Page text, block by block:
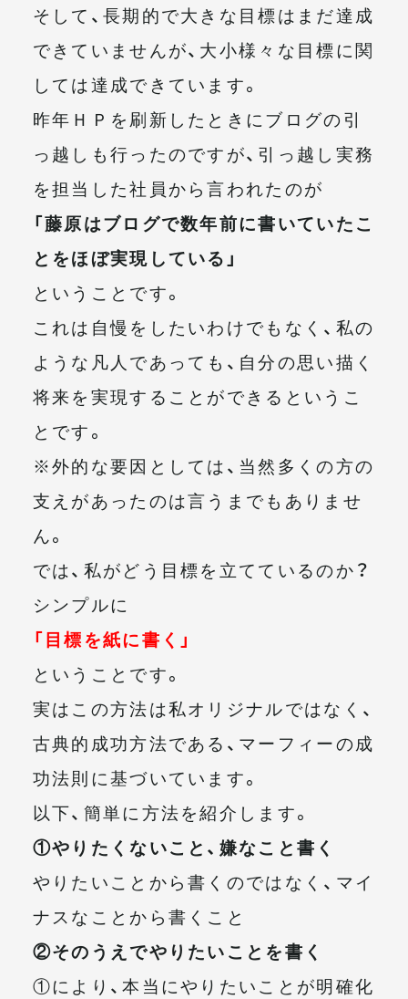
そして、長期的で大きな目標はまだ達成
できていませんが、大小様々な目標に関
しては達成できています。
昨年ＨＰを刷新したときにブログの引
っ越しも行ったのですが、引っ越し実務
を担当した社員から言われたのが
「藤原はブログで数年前に書いていたこ
とをほぼ実現している」
ということです。
これは自慢をしたいわけでもなく、私の
ような凡人であっても、自分の思い描く
将来を実現することができるというこ
とです。
※外的な要因としては、当然多くの方の
支えがあったのは言うまでもありませ
ん。
では、私がどう目標を立てているのか？
シンプルに
「目標を紙に書く」
ということです。
実はこの方法は私オリジナルではなく、
古典的成功方法である、マーフィーの成
功法則に基づいています。
以下、簡単に方法を紹介します。
①やりたくないこと、嫌なこと書く
やりたいことから書くのではなく、マイ
ナスなことから書くこと
②そのうえでやりたいことを書く
①により、本当にやりたいことが明確化